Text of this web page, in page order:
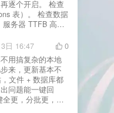
个开启。 检查
。 检查数据
日 16:47
0
用搞复杂的本地
来，更新基本不
问题能一键回
更，分批更，先